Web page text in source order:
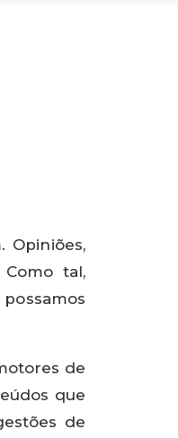
Opiniões,
tal,
de
que
de